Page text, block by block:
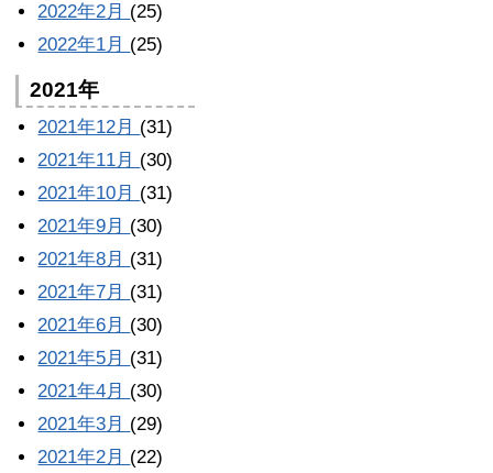
2022年2月 (25)
2022年1月 (25)
2021年
2021年12月 (31)
2021年11月 (30)
2021年10月 (31)
2021年9月 (30)
2021年8月 (31)
2021年7月 (31)
2021年6月 (30)
2021年5月 (31)
2021年4月 (30)
2021年3月 (29)
2021年2月 (22)